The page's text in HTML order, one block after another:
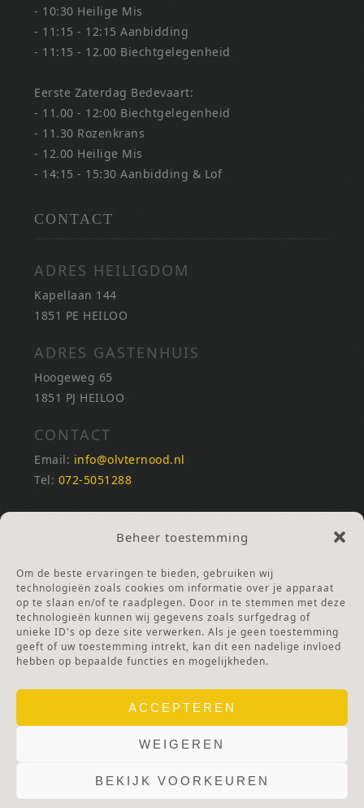
Beheer toestemming
Om de beste ervaringen te bieden, gebruiken wij
technologieën zoals cookies om informatie over je apparaat
op te slaan en/of te raadplegen. Door in te stemmen met deze
technologieën kunnen wij gegevens zoals surfgedrag of
unieke ID's op deze site verwerken. Als je geen toestemming
geeft of uw toestemming intrekt, kan dit een nadelige invloed
hebben op bepaalde functies en mogelijkheden.
ACCEPTEREN
WEIGEREN
BEKIJK VOORKEUREN
- 10:30 Heilige Mis
- 11:15 - 12:15 Aanbidding
- 11:15 - 12.00 Biechtgelegenheid
Eerste Zaterdag Bedevaart:
- 11.00 - 12:00 Biechtgelegenheid
- 11.30 Rozenkrans
- 12.00 Heilige Mis
- 14:15 - 15:30 Aanbidding & Lof
CONTACT
ADRES HEILIGDOM
Kapellaan 144
1851 PE HEILOO
ADRES GASTENHUIS
Hoogeweg 65
1851 PJ HEILOO
CONTACT
Email: info@olvternood.nl
Tel: 072-5051288
REKENINGNUMMERS
NL25INGB0000672168
Ga naar Doneren
ANBI Stichting
RSIN nummer:002832987
© 2025 OLV TER NOOD. WEBSITE. PRIVACY & COOKIES.